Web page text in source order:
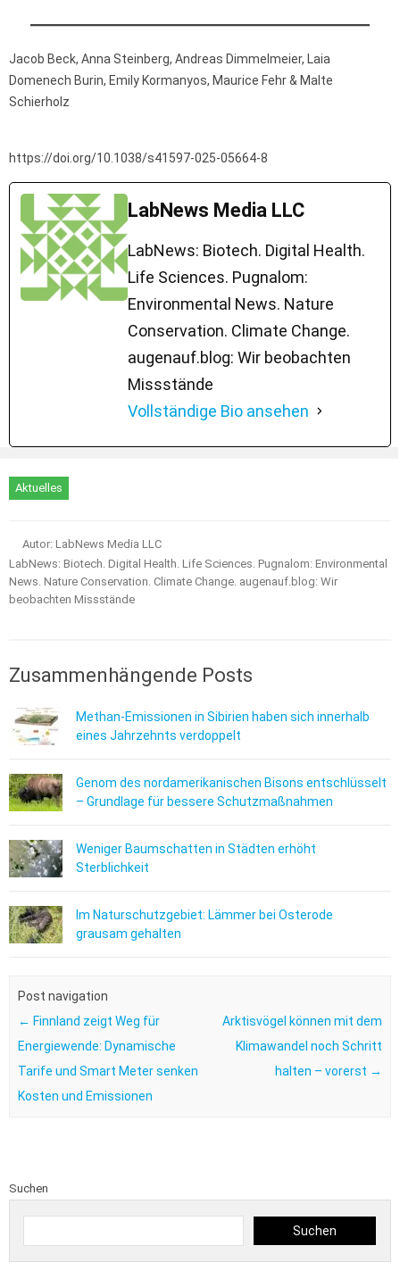
Jacob Beck, Anna Steinberg, Andreas Dimmelmeier, Laia
Domenech Burin, Emily Kormanyos, Maurice Fehr & Malte
Schierholz
https://doi.org/10.1038/s41597-025-05664-8
LabNews Media LLC
LabNews: Biotech. Digital Health.
Life Sciences. Pugnalom:
Environmental News. Nature
Conservation. Climate Change.
augenauf.blog: Wir beobachten
Missstände
Vollständige Bio ansehen
Aktuelles
Autor: LabNews Media LLC
LabNews: Biotech. Digital Health. Life Sciences. Pugnalom: Environmental
News. Nature Conservation. Climate Change. augenauf.blog: Wir
beobachten Missstände
Zusammenhängende Posts
Methan-Emissionen in Sibirien haben sich innerhalb
eines Jahrzehnts verdoppelt
Genom des nordamerikanischen Bisons entschlüsselt
– Grundlage für bessere Schutzmaßnahmen
Weniger Baumschatten in Städten erhöht
Sterblichkeit
Im Naturschutzgebiet: Lämmer bei Osterode
grausam gehalten
Post navigation
← Finnland zeigt Weg für
Energiewende: Dynamische
Tarife und Smart Meter senken
Kosten und Emissionen
Arktisvögel können mit dem
Klimawandel noch Schritt
halten – vorerst →
Suchen
Suchen